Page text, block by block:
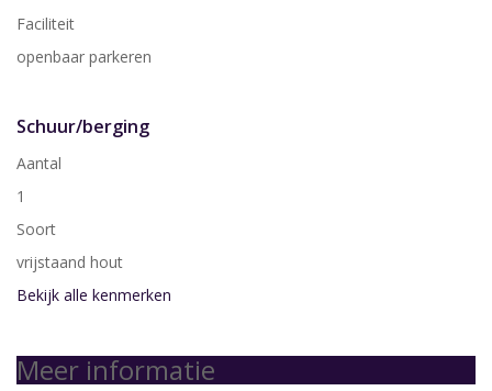
Faciliteit
openbaar parkeren
Schuur/berging
Aantal
1
Soort
vrijstaand hout
Bekijk alle kenmerken
Meer informatie